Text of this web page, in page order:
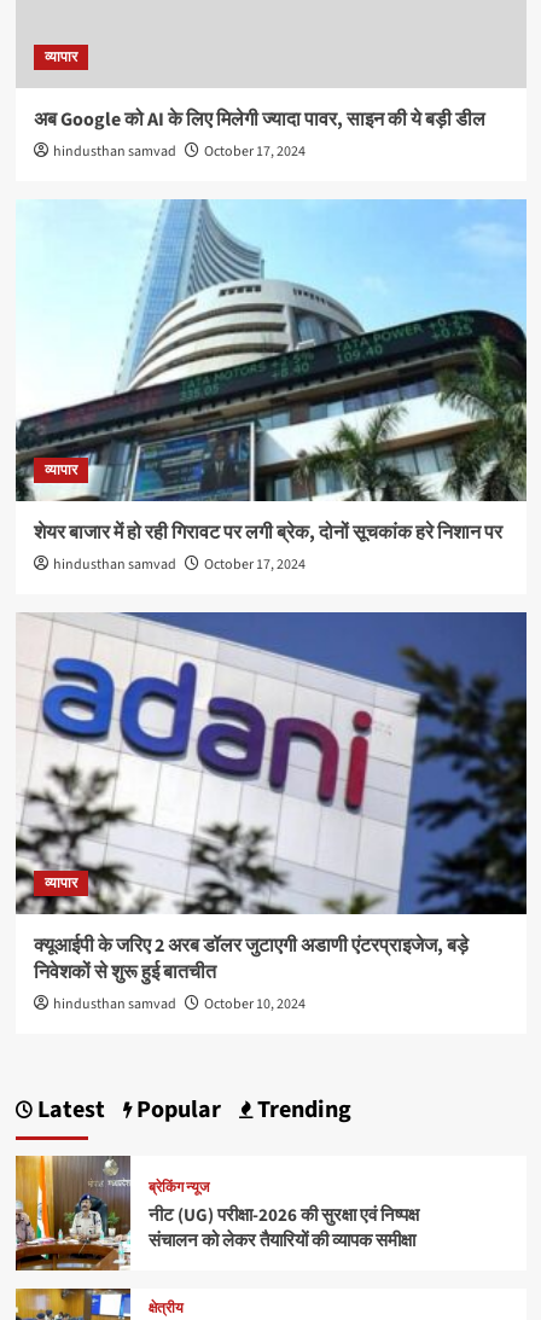
व्यापार
अब Google को AI के लिए मिलेगी ज्यादा पावर, साइन की ये बड़ी डील
hindusthan samvad October 17, 2024
व्यापार
शेयर बाजार में हो रही गिरावट पर लगी ब्रेक, दोनों सूचकांक हरे निशान पर
hindusthan samvad October 17, 2024
व्यापार
क्यूआईपी के जरिए 2 अरब डॉलर जुटाएगी अडाणी एंटरप्राइजेज, बड़े
निवेशकों से शुरू हुई बातचीत
hindusthan samvad October 10, 2024
Latest Popular Trending
ब्रेकिंग न्यूज
नीट (UG) परीक्षा-2026 की सुरक्षा एवं निष्पक्ष
संचालन को लेकर तैयारियों की व्यापक समीक्षा
क्षेत्रीय